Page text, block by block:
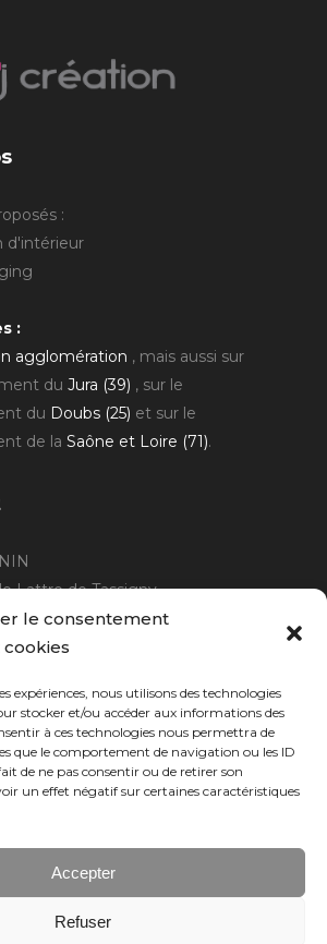
le consentement
cookies
expériences, nous utilisons des technologies
stocker et/ou accéder aux informations des
à ces technologies nous permettra de
que le comportement de navigation ou les ID
de ne pas consentir ou de retirer son
un effet négatif sur certaines caractéristiques
Accepter
Refuser
:
d'intérieur
:
agglomération , mais aussi sur
du Jura (39) , sur le
du Doubs (25) et sur le
de la Saône et Loire (71).
Lattre de Tassigny
Chambertin
29
rendez-vous.